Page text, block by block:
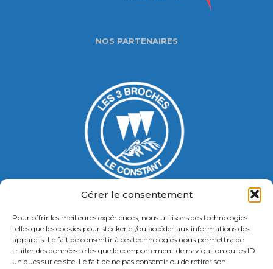
Gérer le consentement
Pour offrir les meilleures expériences, nous utilisons des technologies
telles que les cookies pour stocker et/ou accéder aux informations des
appareils. Le fait de consentir à ces technologies nous permettra de
traiter des données telles que le comportement de navigation ou les ID
uniques sur ce site. Le fait de ne pas consentir ou de retirer son
NOS PARTENAIRES
Gymnase Jacques Ducasse
5 Bd Chastenet de Géry
Contact : 01 46 58 49 88